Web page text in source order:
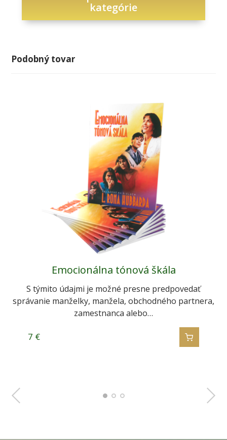
kategórie
Podobný tovar
Emocionálna tónová škála
S týmito údajmi je možné presne predpovedať
správanie manželky, manžela, obchodného partnera,
zamestnanca alebo…
7 €
Komunikácia
"Človek je živý do tej miery, do akej dokáže
komunikovať.” Ako má človek hovoriť,…
7 €
Základy PR (public relations)
Neviete, ako presadiť dobrý produkt alebo myšlienku
a dostať ich medzi ľudí? Public relations…
7 €